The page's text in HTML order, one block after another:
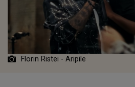
Florin Ristei - Aripile